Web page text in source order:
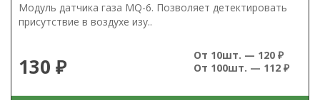
Модуль датчика газа MQ-6. Позволяет детектировать
присутствие в воздухе изу..
130 ₽
От 10шт. — 120 ₽
От 100шт. — 112 ₽